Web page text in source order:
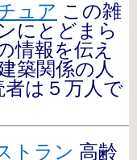
ュア この雑
にとどまら
情報を伝え
築関係の人
は５万人で
トラン 高齢